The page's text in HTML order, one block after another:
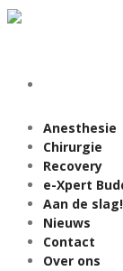
Anesthesie
Chirurgie
Recovery
e-Xpert
Aan de slag!
Nieuws
Contact
Over ons